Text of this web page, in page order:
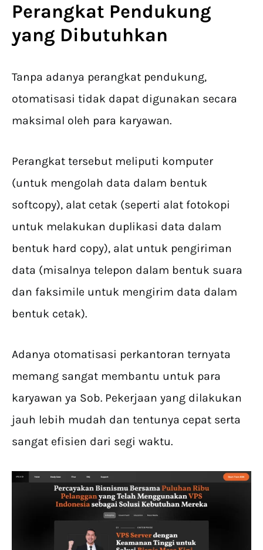
Perangkat Pendukung
yang Dibutuhkan
Tanpa adanya perangkat pendukung,
otomatisasi tidak dapat digunakan secara
maksimal oleh para karyawan.
Perangkat tersebut meliputi komputer
(untuk mengolah data dalam bentuk
softcopy), alat cetak (seperti alat fotokopi
untuk melakukan duplikasi data dalam
bentuk hard copy), alat untuk pengiriman
data (misalnya telepon dalam bentuk suara
dan faksimile untuk mengirim data dalam
bentuk cetak).
Adanya otomatisasi perkantoran ternyata
memang sangat membantu untuk para
karyawan ya Sob. Pekerjaan yang dilakukan
jauh lebih mudah dan tentunya cepat serta
sangat efisien dari segi waktu.